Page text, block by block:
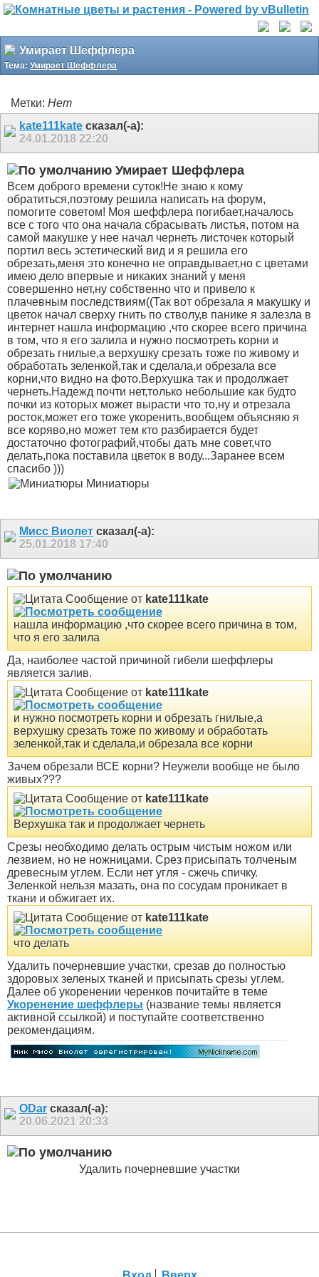
Умирает Шеффлера
Тема: Умирает Шеффлера
Метки: Нет
kate111kate сказал(-а):
24.01.2018 22:20
Умирает Шеффлера
Всем доброго времени суток!Не знаю к кому
обратиться,поэтому решила написать на форум,
помогите советом! Моя шеффлера погибает,началось
все с того что она начала сбрасывать листья, потом на
самой макушке у нее начал чернеть листочек который
портил весь эстетический вид и я решила его
обрезать,меня это конечно не оправдывает,но с цветами
имею дело впервые и никаких знаний у меня
совершенно нет,ну собственно что и привело к
плачевным последствиям((Так вот обрезала я макушку и
цветок начал сверху гнить по стволу,в панике я залезла в
интернет нашла информацию ,что скорее всего причина
в том, что я его залила и нужно посмотреть корни и
обрезать гнилые,а верхушку срезать тоже по живому и
обработать зеленкой,так и сделала,и обрезала все
корни,что видно на фото.Верхушка так и продолжает
чернеть.Надежд почти нет,только небольшие как будто
почки из которых может вырасти что то,ну и отрезала
росток,может его тоже укоренить,вообщем объясняю я
все коряво,но может тем кто разбирается будет
достаточно фотографий,чтобы дать мне совет,что
делать,пока поставила цветок в воду...Заранее всем
спасибо )))
Миниатюры
Мисс Виолет сказал(-а):
25.01.2018 17:40
Сообщение от kate111kate
нашла информацию ,что скорее всего причина в том,
что я его залила
Да, наиболее частой причиной гибели шеффлеры
является залив.
Сообщение от kate111kate
и нужно посмотреть корни и обрезать гнилые,а
верхушку срезать тоже по живому и обработать
зеленкой,так и сделала,и обрезала все корни
Зачем обрезали ВСЕ корни? Неужели вообще не было
живых???
Сообщение от kate111kate
Верхушка так и продолжает чернеть
Срезы необходимо делать острым чистым ножом или
лезвием, но не ножницами. Срез присыпать толченым
древесным углем. Если нет угля - сжечь спичку.
Зеленкой нельзя мазать, она по сосудам проникает в
ткани и обжигает их.
Сообщение от kate111kate
что делать
Удалить почерневшие участки, срезав до полностью
здоровых зеленых тканей и присыпать срезы углем.
Далее об укоренении черенков почитайте в теме
Укоренение шеффлеры (название темы является
активной ссылкой) и поступайте соответственно
рекомендациям.
ODar сказал(-а):
20.06.2021 20:33
Удалить почерневшие участки